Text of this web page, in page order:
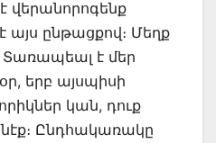
վերանորոգենք
այս ընթացքով։ Մեղք
Տառապեալ է մեր
երբ այսպիսի
կան, դուք
Ընդհակառակը